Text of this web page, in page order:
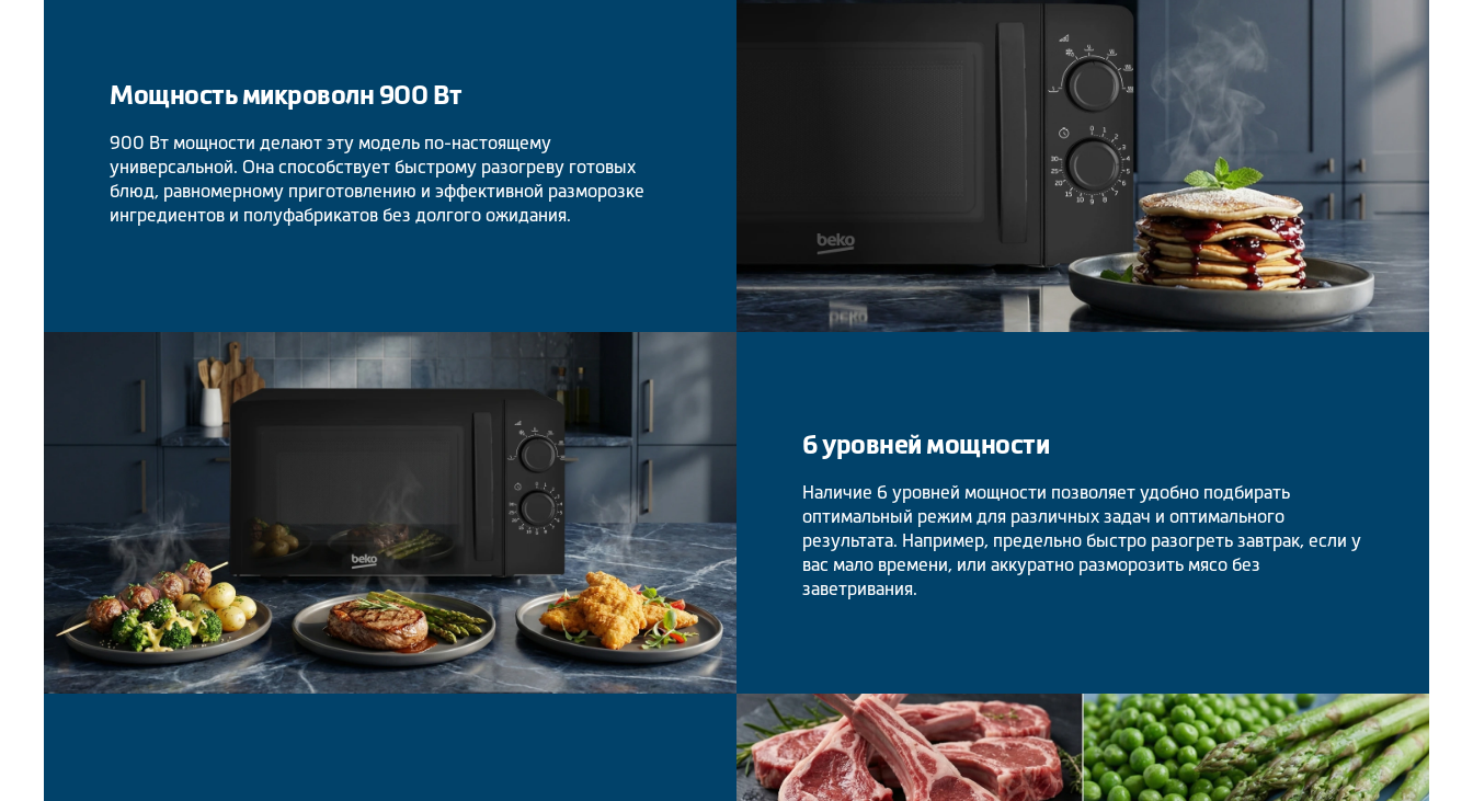
Мощность микроволн 900 Вт
900 Вт мощности делают эту модель по-настоящему
универсальной. Она способствует быстрому разогреву готовых
блюд, равномерному приготовлению и эффективной разморозке
ингредиентов и полуфабрикатов без долгого ожидания.
6 уровней мощности
Наличие 6 уровней мощности позволяет удобно подбирать
оптимальный режим для различных задач и оптимального
результата. Например, предельно быстро разогреть завтрак, если у
вас мало времени, или аккуратно разморозить мясо без
заветривания.